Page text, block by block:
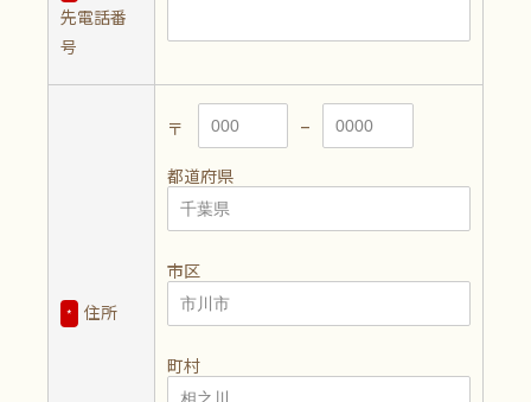
先電話番
号
* 住所
〒 –
都道府県
市区
町村